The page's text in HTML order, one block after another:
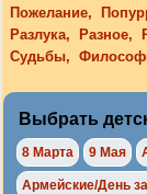
Пожелание,
Разлука,
Разное,
Судьбы,
Выбрать
8 Марта 9 Мая
Армейские/День